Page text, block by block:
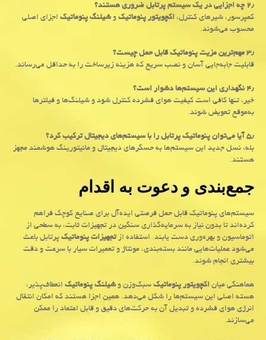
۲٫ چه اجزایی در یک سیستم پرتابل ضروری هستند؟
کمپرسور، شیرهای کنترل،اکچویتور پنوماتیکوشیلنگ پنوماتیکاجزای اصلی
محسوب می‌شوند.
۳٫ مهم‌ترین مزیت پنوماتیک قابل حمل چیست؟
قابلیت جابه‌جایی آسان و نصب سریع که هزینه زیرساخت را به حداقل می‌رساند.
۴٫ نگهداری این سیستم‌ها دشوار است؟
خیر، تنها کافی است کیفیت هوای فشرده کنترل شود و شیلنگ‌ها و فیلترها
به‌موقع تعویض شوند.
۵٫ آیا می‌توان پنوماتیک پرتابل را با سیستم‌های دیجیتال ترکیب کرد؟
بله، نسل جدید این سیستم‌ها به حسگرهای دیجیتال و مانیتورینگ هوشمند مجهز
هستند.
جمع‌بندی و دعوت به اقدام
سیستم‌های پنوماتیک قابل حمل فرصتی ایده‌آل برای صنایع کوچک فراهم
کرده‌اند تا بدون نیاز به سرمایه‌گذاری سنگین در تجهیزات ثابت، به سطحی از
اتوماسیون و بهره‌وری دست یابند. استفاده ازتجهیزات پنوماتیکپرتابل باعث
می‌شود عملیات‌هایی مانند بسته‌بندی، مونتاژ و تعمیرات سیار با سرعت و دقت
بیشتری انجام شوند.
هماهنگی میاناکچویتور پنوماتیکسبک‌وزن وشیلنگ پنوماتیکانعطاف‌پذیر،
هسته اصلی این سیستم‌ها را شکل می‌دهد. همین اجزا هستند که امکان انتقال
انرژی هوای فشرده و تبدیل آن به حرکت‌های دقیق و قابل اعتماد را ممکن
می‌سازند.